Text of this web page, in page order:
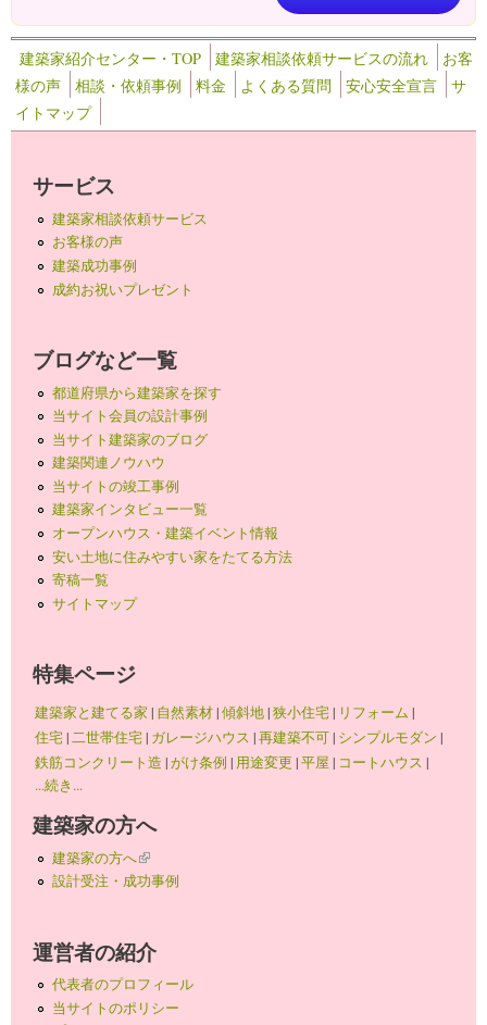
建築家紹介センター・TOP 建築家相談依頼サービスの流れ
お客
様の声
相談・依頼事例 料金 よくある質問 安心安全宣言
サ
イトマップ
サービス
建築家相談依頼サービス
お客様の声
建築成功事例
成約お祝いプレゼント
ブログなど一覧
都道府県から建築家を探す
当サイト会員の設計事例
当サイト建築家のブログ
建築関連ノウハウ
当サイトの竣工事例
建築家インタビュー一覧
オープンハウス・建築イベント情報
安い土地に住みやすい家をたてる方法
寄稿一覧
サイトマップ
特集ページ
建築家と建てる家 | 自然素材|傾斜地|狭小住宅| リフォーム |
住宅|二世帯住宅| ガレージハウス |再建築不可| シンプルモダン |
鉄筋コンクリート造 |がけ条例 | 用途変更 |平屋 | コートハウス |
...続き...
建築家の方へ
建築家の方へ(link is external)
設計受注・成功事例
運営者の紹介
代表者のプロフィール
当サイトのポリシー